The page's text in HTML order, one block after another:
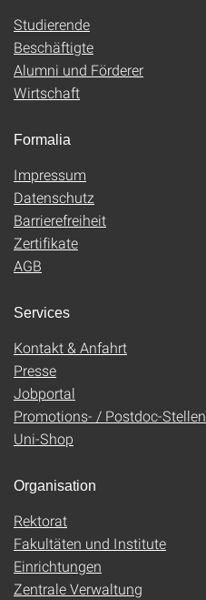
Studierende
Beschäftigte
Alumni und Förderer
Wirtschaft
Formalia
Impressum
Datenschutz
Barrierefreiheit
Zertifikate
AGB
Services
Kontakt & Anfahrt
Presse
Jobportal
Promotions- / Postdoc-Stellen
Uni-Shop
Organisation
Rektorat
Fakultäten und Institute
Einrichtungen
Zentrale Verwaltung